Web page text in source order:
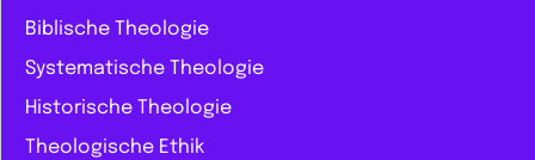
Biblische Theologie
Systematische Theologie
Historische Theologie
Theologische Ethik